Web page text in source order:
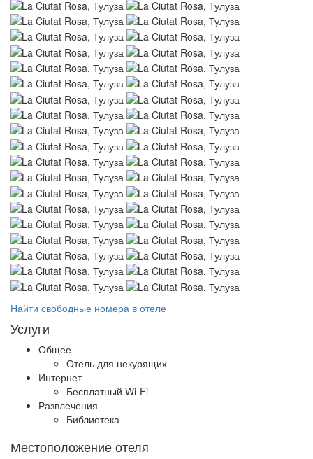
Найти свободные номера в отеле
Услуги
Общее
Отель для некурящих
Интернет
Бесплатный Wi-Fi
Развлечения
Библиотека
Местоположение отеля